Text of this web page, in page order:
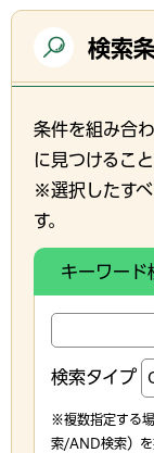
検索
条件を組み合
に見つけること
※選択したす
す。
キーワード
検索タイプ
※複数指定する
索/AND検索）を